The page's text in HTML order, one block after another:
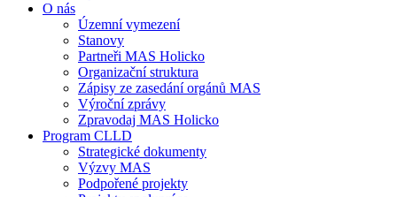
O nás
Územní vymezení
Stanovy
Partneři MAS Holicko
Organizační struktura
Zápisy ze zasedání orgánů MAS
Výroční zprávy
Zpravodaj MAS Holicko
Program CLLD
Strategické dokumenty
Výzvy MAS
Podpořené projekty